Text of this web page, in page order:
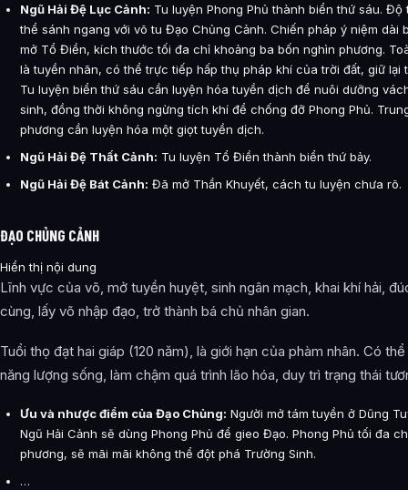
Ngũ Hải Đệ Lục Cảnh: Tu luyện Phong Phủ thành biển thứ sáu.
thể sánh ngang với võ tu Đạo Chủng Cảnh. Chiến pháp ý niệm dài
mở Tổ Điền, kích thước tối đa chỉ khoảng ba bốn nghìn phương.
là tuyền nhãn, có thể trực tiếp hấp thụ pháp khí của trời đất, giữ lại
Tu luyện biển thứ sáu cần luyện hóa tuyền dịch để nuôi dưỡng
sinh, đồng thời không ngừng tích khí để chống đỡ Phong Phủ.
phương cần luyện hóa một giọt tuyền dịch.
Ngũ Hải Đệ Thất Cảnh: Tu luyện Tổ Điền thành biển thứ bảy.
Ngũ Hải Đệ Bát Cảnh: Đã mở Thần Khuyết, cách tu luyện chưa rõ.
ĐẠO CHỦNG CẢNH
Hiển thị nội dung
Lĩnh vực của võ, mở tuyền huyệt, sinh ngân mạch, khai khí hải,
cùng, lấy võ nhập đạo, trở thành bá chủ nhân gian.
Tuổi thọ đạt hai giáp (120 năm), là giới hạn của phàm nhân. Có
năng lượng sống, làm chậm quá trình lão hóa, duy trì trạng thái
Ưu và nhược điểm của Đạo Chủng: Người mở tám tuyền ở Dũng
Ngũ Hải Cảnh sẽ dùng Phong Phủ để gieo Đạo. Phong Phủ tối đa
phương, sẽ mãi mãi không thể đột phá Trường Sinh.
…